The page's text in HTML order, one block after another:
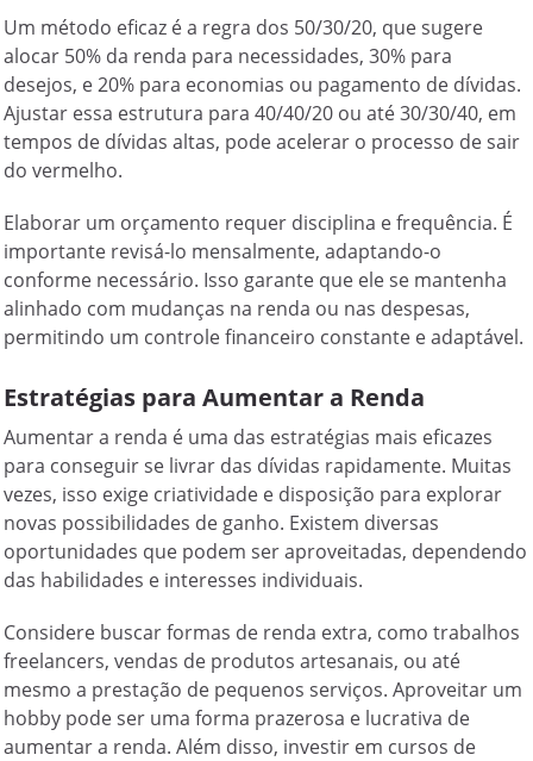
Um método eficaz é a regra dos 50/30/20, que sugere
alocar 50% da renda para necessidades, 30% para
desejos, e 20% para economias ou pagamento de dívidas.
Ajustar essa estrutura para 40/40/20 ou até 30/30/40, em
tempos de dívidas altas, pode acelerar o processo de sair
do vermelho.
Elaborar um orçamento requer disciplina e frequência. É
importante revisá-lo mensalmente, adaptando-o
conforme necessário. Isso garante que ele se mantenha
alinhado com mudanças na renda ou nas despesas,
permitindo um controle financeiro constante e adaptável.
Estratégias para Aumentar a Renda
Aumentar a renda é uma das estratégias mais eficazes
para conseguir se livrar das dívidas rapidamente. Muitas
vezes, isso exige criatividade e disposição para explorar
novas possibilidades de ganho. Existem diversas
oportunidades que podem ser aproveitadas, dependendo
das habilidades e interesses individuais.
Considere buscar formas de renda extra, como trabalhos
freelancers, vendas de produtos artesanais, ou até
mesmo a prestação de pequenos serviços. Aproveitar um
hobby pode ser uma forma prazerosa e lucrativa de
aumentar a renda. Além disso, investir em cursos de